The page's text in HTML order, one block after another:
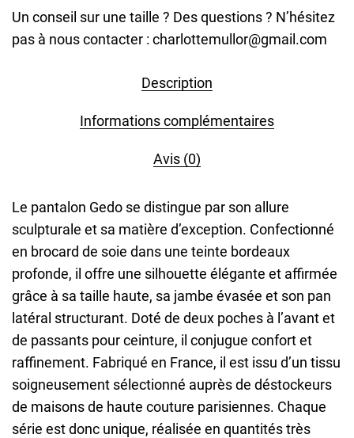
Un conseil sur une taille ? Des questions ? N’hésitez
pas à nous contacter : charlottemullor@gmail.com
Description
Informations complémentaires
Avis (0)
Le pantalon Gedo se distingue par son allure
sculpturale et sa matière d’exception. Confectionné
en brocard de soie dans une teinte bordeaux
profonde, il offre une silhouette élégante et affirmée
grâce à sa taille haute, sa jambe évasée et son pan
latéral structurant. Doté de deux poches à l’avant et
de passants pour ceinture, il conjugue confort et
raffinement. Fabriqué en France, il est issu d’un tissu
soigneusement sélectionné auprès de déstockeurs
de maisons de haute couture parisiennes. Chaque
série est donc unique, réalisée en quantités très